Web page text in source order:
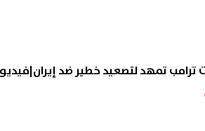
ترامب تمهد لتصعيد خطير ضد إيران|فيديو
في مبيعات التذاكر والقمصان
جديدة للجماهير